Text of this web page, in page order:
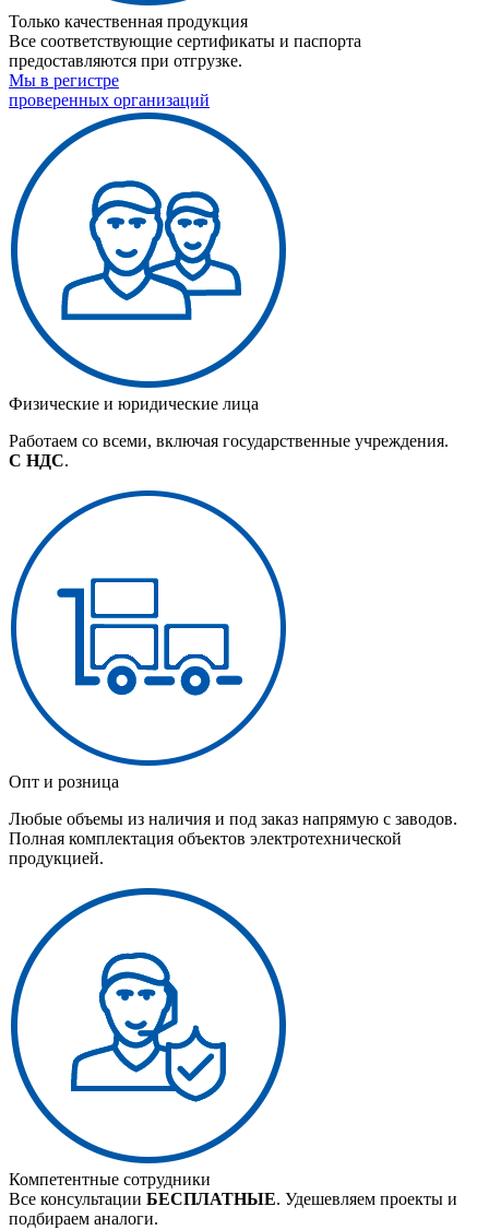
Только качественная продукция
Все соответствующие сертификаты и паспорта
предоставляются при отгрузке.
Мы в регистре
проверенных организаций
Физические и юридические лица
Работаем со всеми, включая государственные учреждения.
С НДС.
Опт и розница
Любые объемы из наличия и под заказ напрямую с заводов.
Полная комплектация объектов электротехнической
продукцией.
Компетентные сотрудники
Все консультации БЕСПЛАТНЫЕ. Удешевляем проекты и
подбираем аналоги.